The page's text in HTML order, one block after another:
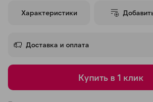
Характеристики
Доставка и оплата
Купить в 1 клик
Подробнее
8 800 302-02-51